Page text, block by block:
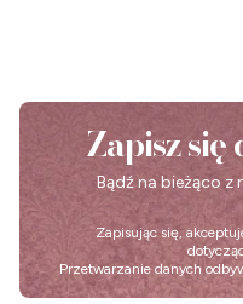
Zapisz
Bądź na bieżąco
Zapisując się,
Przetwarzanie danych